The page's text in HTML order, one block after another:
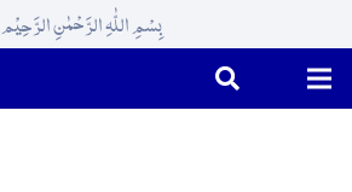
بِسْمِ اللّٰہِ الرَّحْمٰنِ الرَّحِیْم